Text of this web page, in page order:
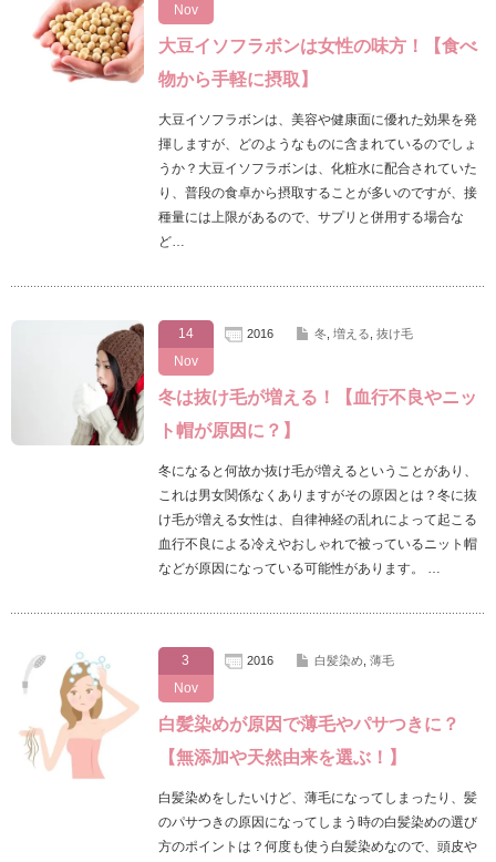
Nov
大豆イソフラボンは女性の味方！【食べ
物から手軽に摂取】
大豆イソフラボンは、美容や健康面に優れた効果を発
揮しますが、どのようなものに含まれているのでしょ
うか？大豆イソフラボンは、化粧水に配合されていた
り、普段の食卓から摂取することが多いのですが、接
種量には上限があるので、サプリと併用する場合な
ど…
14
Nov
2016 冬, 増える 抜け毛
冬は抜け毛が増える！【血行不良やニッ
ト帽が原因に？】
冬になると何故か抜け毛が増えるということがあり、
これは男女関係なくありますがその原因とは？冬に抜
け毛が増える女性は、自律神経の乱れによって起こる
血行不良による冷えやおしゃれで被っているニット帽
などが原因になっている可能性があります。 …
3
Nov
2016 白髪染め, 薄毛
白髪染めが原因で薄毛やパサつきに？
【無添加や天然由来を選ぶ！】
白髪染めをしたいけど、薄毛になってしまったり、髪
のパサつきの原因になってしまう時の白髪染めの選び
方のポイントは？何度も使う白髪染めなので、頭皮や